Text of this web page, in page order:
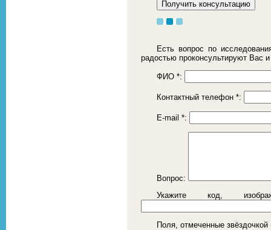
Есть вопрос по
радостью проконсультируют Вас
ФИО *:
Контактный телефон *:
E-mail *:
Вопрос:
Укажите код,
Поля, отмеченные звёздочкой